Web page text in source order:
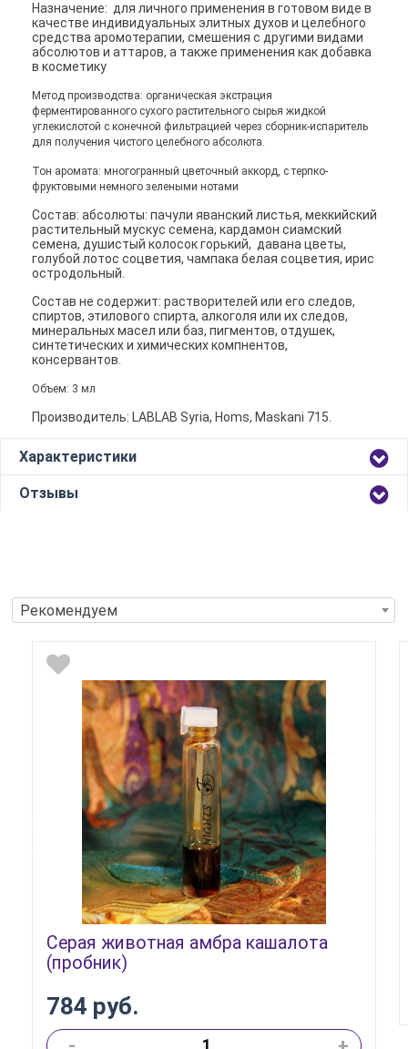
Назначение: для личного применения в готовом виде в
качестве индивидуальных элитных духов и целебного
средства аромотерапии, смешения с другими видами
абсолютов и аттаров, а также применения как добавка
в косметику
Метод производства: органическая экстрация
ферментированного сухого растительного сырья жидкой
углекислотой с конечной фильтрацией через сборник-испаритель
для получения чистого целебного абсолюта.
Тон аромата: многогранный цветочный аккорд, с терпко-
фруктовыми немного зелеными нотами
Состав: абсолюты: пачули яванский листья, меккийский
растительный мускус семена, кардамон сиамский
семена, душистый колосок горький, давана цветы,
голубой лотос соцветия, чампака белая соцветия, ирис
остродольный.
Состав не содержит: растворителей или его следов,
спиртов, этилового спирта, алкоголя или их следов,
минеральных масел или баз, пигментов, отдушек,
синтетических и химических компнентов,
консервантов.
Объем: 3 мл
Производитель: LABLAB Syria, Homs, Maskani 715.
Характеристики
Отзывы
Рекомендуем
Серая животная амбра кашалота
(пробник)
784 руб.